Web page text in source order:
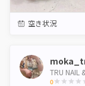
空き状況
TRU NAIL
0